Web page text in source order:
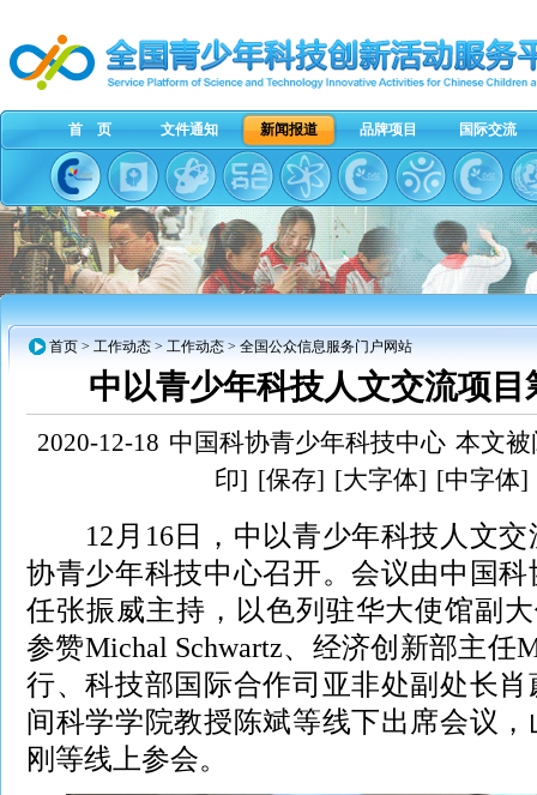
首 页 文件通知 新闻报道 品牌项目 国际交流
首页 > 工作动态 > 工作动态 > 全国公众信息服务门户网站
中以青少年科技人文交流项
2020-12-18 中国科协青少年科技中心 本文被
印] [保存] [大字体] [中字体]
12月16日，中以青少年科技人文交
协青少年科技中心召开。会议由中国
任张振威主持，以色列驻华大使馆副大
参赞Michal Schwartz、经济创新部主任
行、科技部国际合作司亚非处副处长
间科学学院教授陈斌等线下出席会议
刚等线上参会。